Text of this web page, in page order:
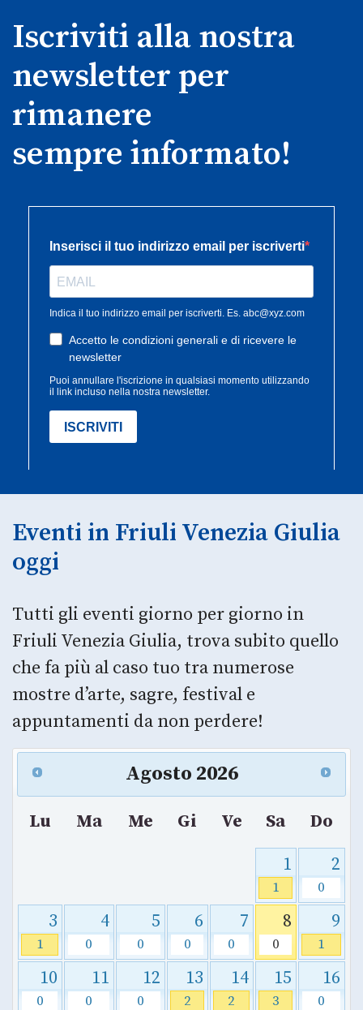
Iscriviti alla nostra
newsletter per
rimanere
sempre informato!
Eventi in Friuli Venezia Giulia
oggi
Tutti gli eventi giorno per giorno in
Friuli Venezia Giulia, trova subito quello
che fa più al caso tuo tra numerose
mostre d’arte, sagre, festival e
appuntamenti da non perdere!
Agosto 2026
Lu Ma Me Gi Ve Sa
Do
1
1
2
0
3
1
4
0
5
0
6
0
7
0
8
0
9
1
10
0
11
0
12
0
13
2
14
2
15
3
16
0